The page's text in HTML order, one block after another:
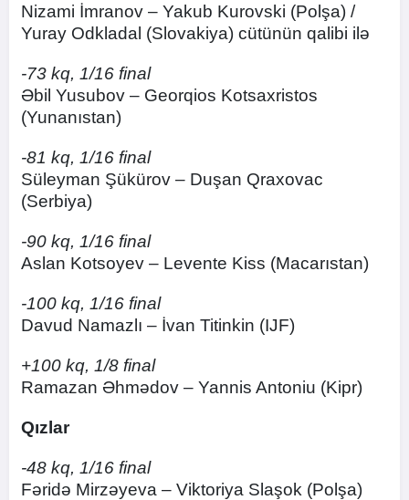
Nizami İmranov – Yakub Kurovski (Polşa) /
Yuray Odkladal (Slovakiya) cütünün qalibi ilə
-73 kq, 1/16 final
Əbil Yusubov – Georqios Kotsaxristos
(Yunanıstan)
-81 kq, 1/16 final
Süleyman Şükürov – Duşan Qraxovac
(Serbiya)
-90 kq, 1/16 final
Aslan Kotsoyev – Levente Kiss (Macarıstan)
-100 kq, 1/16 final
Davud Namazlı – İvan Titinkin (IJF)
+100 kq, 1/8 final
Ramazan Əhmədov – Yannis Antoniu (Kipr)
Qızlar
-48 kq, 1/16 final
Fəridə Mirzəyeva – Viktoriya Slaşok (Polşa)